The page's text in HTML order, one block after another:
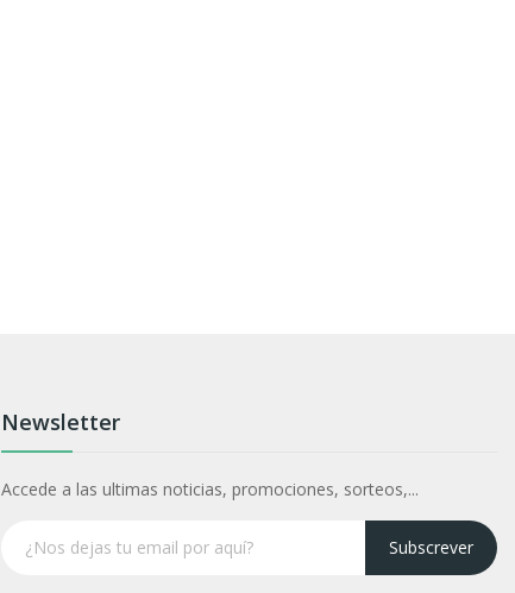
Newsletter
Accede a las ultimas noticias, promociones, sorteos,...
Subscrever